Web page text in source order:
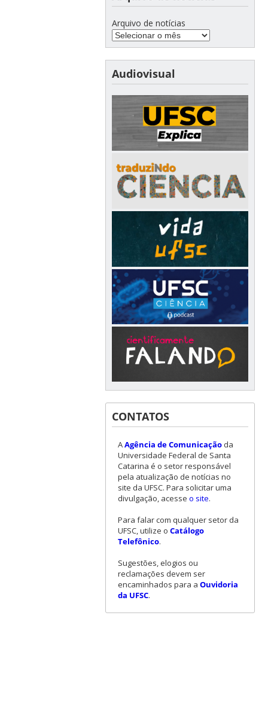
Arquivo de notícias
Audiovisual
CONTATOS
AAgência de Comunicaçãoda
Universidade Federal de Santa
Catarina é o setor responsável
pela atualização de notícias no
site da UFSC. Para solicitar uma
divulgação, acesse o site.
Para falar com qualquer setor da
UFSC, utilize o Catálogo
Telefônico.
Sugestões, elogios ou
reclamações devem ser
encaminhados para a Ouvidoria
da UFSC.